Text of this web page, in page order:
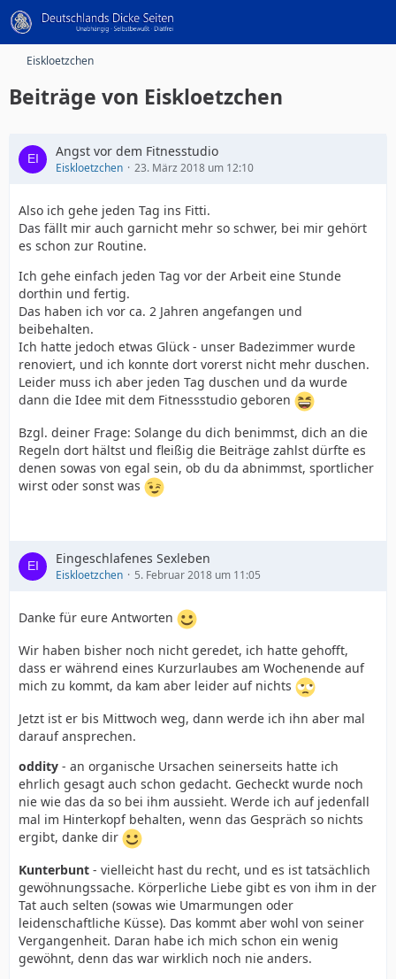
Eiskloetzchen
Beiträge von Eiskloetzchen
Angst vor dem Fitnesstudio
Eiskloetzchen 23. März 2018 um 12:10
Also ich gehe jeden Tag ins Fitti.
Das fällt mir auch garnicht mehr so schwer, bei mir gehört
es schon zur Routine.
Ich gehe einfach jeden Tag vor der Arbeit eine Stunde
dorthin und fertig.
Das haben ich vor ca. 2 Jahren angefangen und
beibehalten.
Ich hatte jedoch etwas Glück - unser Badezimmer wurde
renoviert, und ich konnte dort vorerst nicht mehr duschen.
Leider muss ich aber jeden Tag duschen und da wurde
dann die Idee mit dem Fitnessstudio geboren
Bzgl. deiner Frage: Solange du dich benimmst, dich an die
Regeln dort hältst und fleißig die Beiträge zahlst dürfte es
denen sowas von egal sein, ob du da abnimmst, sportlicher
wirst oder sonst was
Eingeschlafenes Sexleben
Eiskloetzchen 5. Februar 2018 um 11:05
Danke für eure Antworten
Wir haben bisher noch nicht geredet, ich hatte gehofft,
dass er während eines Kurzurlaubes am Wochenende auf
mich zu kommt, da kam aber leider auf nichts
Jetzt ist er bis Mittwoch weg, dann werde ich ihn aber mal
darauf ansprechen.
oddity - an organische Ursachen seinerseits hatte ich
ehrlich gesagt auch schon gedacht. Gecheckt wurde noch
nie wie das da so bei ihm aussieht. Werde ich auf jedenfall
mal im Hinterkopf behalten, wenn das Gespräch so nichts
ergibt, danke dir
Kunterbunt - vielleicht hast du recht, und es ist tatsächlich
gewöhnungssache. Körperliche Liebe gibt es von ihm in der
Tat auch selten (sowas wie Umarmungen oder
leidenschaftliche Küsse). Das kommt aber wohl von seiner
Vergangenheit. Daran habe ich mich schon ein wenig
gewöhnt, denn das war wirklich noch nie anders.